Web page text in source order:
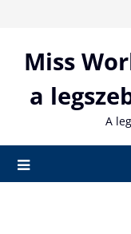
contentMiss
a
A